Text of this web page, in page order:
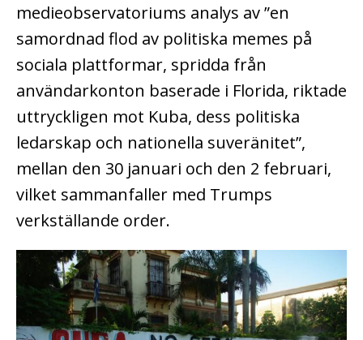
medieobservatoriums analys av ”en
samordnad flod av politiska memes på
sociala plattformar, spridda från
användarkonton baserade i Florida, riktade
uttryckligen mot Kuba, dess politiska
ledarskap och nationella suveränitet”,
mellan den 30 januari och den 2 februari,
vilket sammanfaller med Trumps
verkställande order.